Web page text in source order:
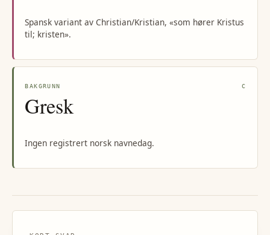
Spansk variant av Christian/Kristian, «som hører Kristus
til; kristen».
BAKGRUNN C
Gresk
Ingen registrert norsk navnedag.